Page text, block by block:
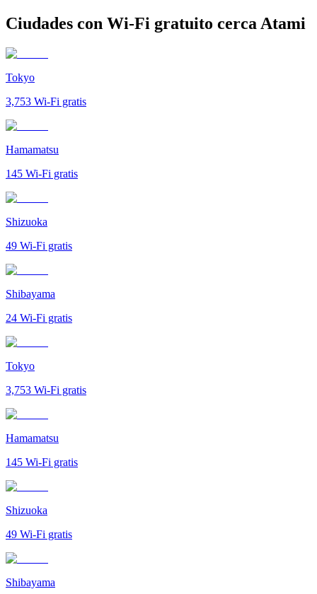
Ciudades con Wi-Fi gratuito cerca Atami
Tokyo
3,753 Wi-Fi gratis
Hamamatsu
145 Wi-Fi gratis
Shizuoka
49 Wi-Fi gratis
Shibayama
24 Wi-Fi gratis
Tokyo
3,753 Wi-Fi gratis
Hamamatsu
145 Wi-Fi gratis
Shizuoka
49 Wi-Fi gratis
Shibayama